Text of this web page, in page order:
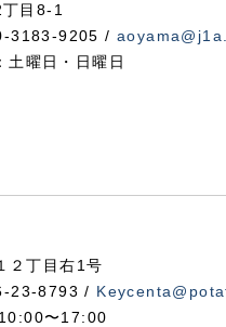
丁目 8-1
3183-9205 /
曜日・日曜日
丁目右1号
23-8793 /
〜17:00